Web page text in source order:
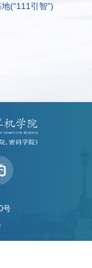
(“111引智”)
号